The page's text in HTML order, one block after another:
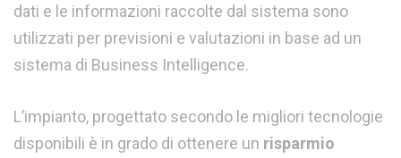
dati e le informazioni raccolte dal sistema sono
utilizzati per previsioni e valutazioni in base ad un
sistema di Business Intelligence.
L’impianto, progettato secondo le migliori tecnologie
disponibili è in grado di ottenere un risparmio